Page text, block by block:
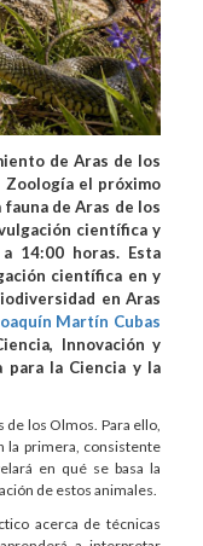
de Aras de los
Zoología el próximo
fauna de Aras de los
científica y
14:00 horas. Esta
científica en y
en Aras
Martín Cubas
Innovación y
para la Ciencia y la
de los Olmos. Para ello,
la primera, consistente
en qué se basa la
de estos animales.
acerca de técnicas